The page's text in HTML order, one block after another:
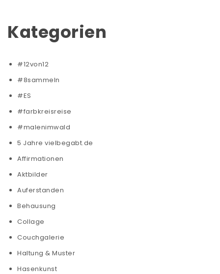
Kategorien
#12von12
#8sammeln
#ES
#farbkreisreise
#malenimwald
5 Jahre vielbegabt.de
Affirmationen
Aktbilder
Auferstanden
Behausung
Collage
Couchgalerie
Haltung & Muster
Hasenkunst